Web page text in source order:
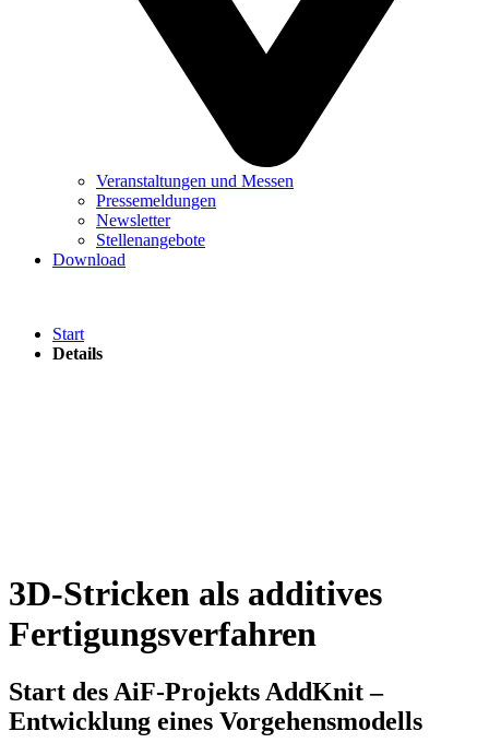
Veranstaltungen und Messen
Pressemeldungen
Newsletter
Stellenangebote
Download
Start
Details
3D-Stricken als additives
Fertigungsverfahren
Start des AiF-Projekts AddKnit –
Entwicklung eines Vorgehensmodells